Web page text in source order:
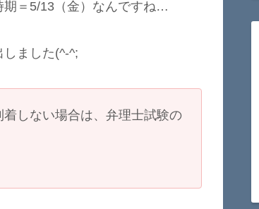
＝5/13（金）なんですね…
ました(^-^;
しない場合は、弁理士試験の